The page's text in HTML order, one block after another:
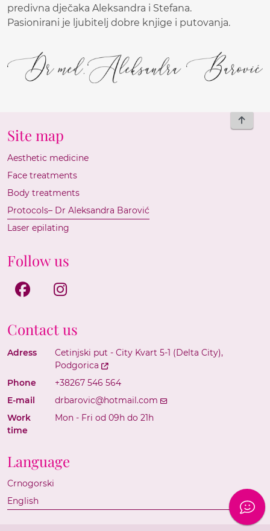
predivna dječaka Aleksandra i Stefana.
Pasionirani je ljubitelj dobre knjige i putovanja.
Site map
Aesthetic medicine
Face treatments
Body treatments
Protocols– Dr Aleksandra Barović
Laser epilating
Chat
Follow us
Facebook
Instagram
Contact us
Adress
Cetinjski put - City Kvart 5-1 (Delta City),
Podgorica
Phone
+38267 546 564
E-mail
drbarovic@hotmail.com
Work
time
Mon - Fri od 09h do 21h
Language
Crnogorski
English
To top